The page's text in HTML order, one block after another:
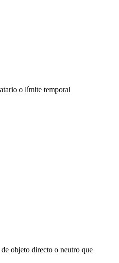
o límite temporal
objeto directo o neutro que